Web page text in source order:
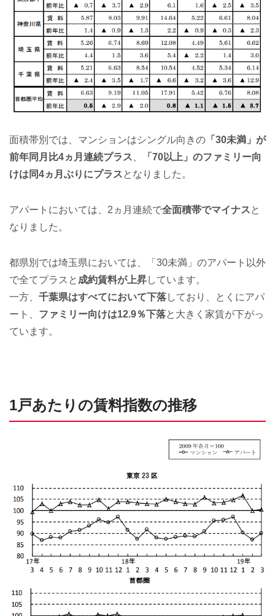
面積帯別では、マンションはシングル向きの 「30未満」が
前年同月比4ヵ月連続プラス
「70以上」のファミリー向
けは同4ヵ月ぶりにプラスとなりました。
アパートにおいては、2ヵ月連続で全面積帯でマイナスと
なりました。
都県別では埼玉県においては、「30未満」のアパート以外
で全てプラスと 成約賃料が上昇しています。
一方、 千葉県はすべてにおいて下落しており、とくにアパ
ート、 ファミリー向けは12.9％下落と大きく家賃が下がっ
ています。
1戸あたりの賃料指数の推移